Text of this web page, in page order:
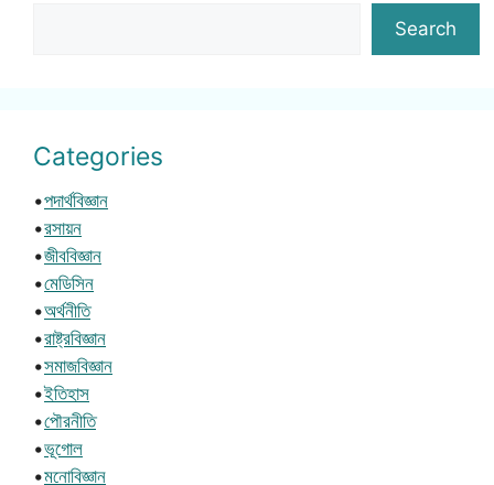
Search
Categories
•পদার্থবিজ্ঞান
•রসায়ন
•জীববিজ্ঞান
•মেডিসিন
•অর্থনীতি
•রাষ্ট্রবিজ্ঞান
•সমাজবিজ্ঞান
•ইতিহাস
•পৌরনীতি
•ভূগোল
•মনোবিজ্ঞান